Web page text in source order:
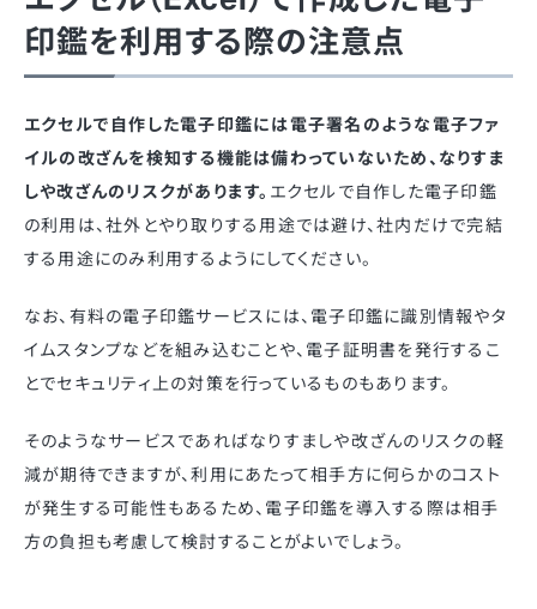
印鑑を利用する際の注意点
エクセルで自作した電子印鑑には電子署名のような電子ファ
イルの改ざんを検知する機能は備わっていないため、なりすま
しや改ざんのリスクがあります。 エクセルで自作した電子印鑑
の利用は、社外とやり取りする用途では避け、社内だけで完結
する用途にのみ利用するようにしてください。
なお、有料の電子印鑑サービスには、電子印鑑に識別情報やタ
イムスタンプなどを組み込むことや、電子証明書を発行するこ
とでセキュリティ上の対策を行っているものもあります。
そのようなサービスであればなりすましや改ざんのリスクの軽
減が期待できますが、利用にあたって相手方に何らかのコスト
が発生する可能性もあるため、電子印鑑を導入する際は相手
方の負担も考慮して検討することがよいでしょう。